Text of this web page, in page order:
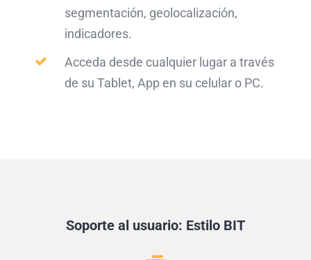
segmentación, geolocalización,
indicadores.
Acceda desde cualquier lugar a través
de su Tablet, App en su celular o PC.
Soporte al usuario: Estilo BIT